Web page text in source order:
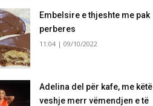
Embelsire e thjeshte me pak
perberes
11:04 | 09/10/2022
Adelina del për kafe, me këtë
veshje merr vëmendjen e të